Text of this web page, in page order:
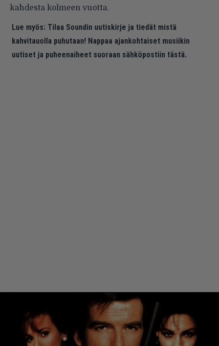
kahdesta kolmeen vuotta.
Lue myös: Tilaa Soundin uutiskirje ja tiedät mistä
kahvitauolla puhutaan! Nappaa ajankohtaiset musiikin
uutiset ja puheenaiheet suoraan sähköpostiin tästä.